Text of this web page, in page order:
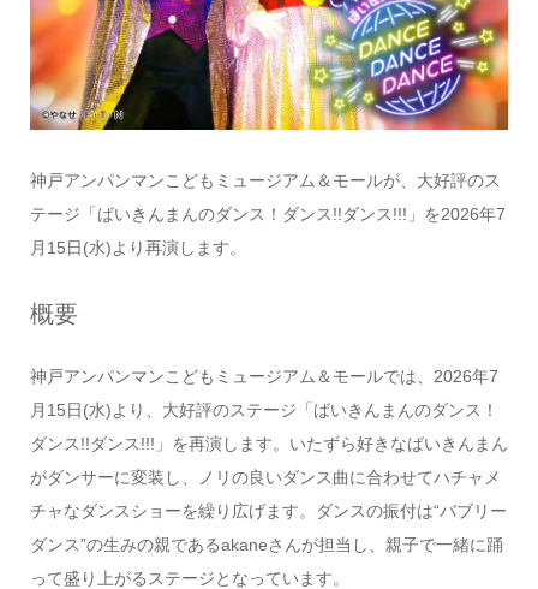
神戸アンパンマンこどもミュージアム＆モールが、大好評のス
テージ「ばいきんまんのダンス！ダンス!!ダンス!!!」を2026年7
月15日(水)より再演します。
概要
神戸アンパンマンこどもミュージアム＆モールでは、2026年7
月15日(水)より、大好評のステージ「ばいきんまんのダンス！
ダンス!!ダンス!!!」を再演します。いたずら好きなばいきんまん
がダンサーに変装し、ノリの良いダンス曲に合わせてハチャメ
チャなダンスショーを繰り広げます。ダンスの振付は“バブリー
ダンス”の生みの親であるakaneさんが担当し、親子で一緒に踊
って盛り上がるステージとなっています。